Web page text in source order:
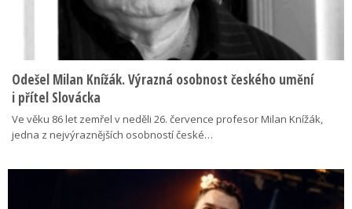
Odešel Milan Knížák. Výrazná osobnost českého umění
i přítel Slovácka
Ve věku 86 let zemřel v neděli 26. července profesor Milan Knížák,
jedna z nejvýraznějších osobností české…